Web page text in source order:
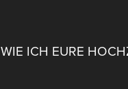
WIE ICH EURE